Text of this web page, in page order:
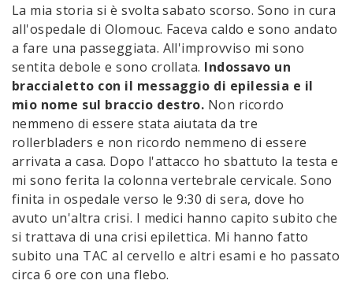
La mia storia si è svolta sabato scorso. Sono in cura
all'ospedale di Olomouc. Faceva caldo e sono andato
a fare una passeggiata. All'improvviso mi sono
sentita debole e sono crollata. Indossavo un
braccialetto con il messaggio di epilessia e il
mio nome sul braccio destro. Non ricordo
nemmeno di essere stata aiutata da tre
rollerbladers e non ricordo nemmeno di essere
arrivata a casa. Dopo l'attacco ho sbattuto la testa e
mi sono ferita la colonna vertebrale cervicale. Sono
finita in ospedale verso le 9:30 di sera, dove ho
avuto un'altra crisi. I medici hanno capito subito che
si trattava di una crisi epilettica. Mi hanno fatto
subito una TAC al cervello e altri esami e ho passato
circa 6 ore con una flebo.